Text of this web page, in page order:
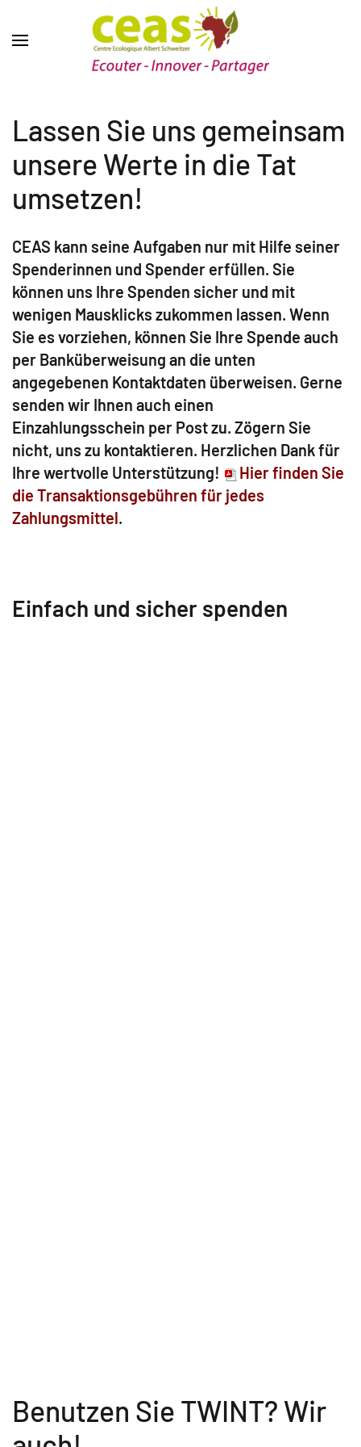
Lassen Sie uns gemeinsam
unsere Werte in die Tat
umsetzen!
CEAS kann seine Aufgaben nur mit Hilfe seiner
Spenderinnen und Spender erfüllen. Sie
können uns Ihre Spenden sicher und mit
wenigen Mausklicks zukommen lassen. Wenn
Sie es vorziehen, können Sie Ihre Spende auch
per Banküberweisung an die unten
angegebenen Kontaktdaten überweisen. Gerne
senden wir Ihnen auch einen
Einzahlungsschein per Post zu. Zögern Sie
nicht, uns zu kontaktieren. Herzlichen Dank für
Ihre wertvolle Unterstützung!
Hier finden Sie
die Transaktionsgebühren für jedes
Zahlungsmittel.
Einfach und sicher spenden
Benutzen Sie TWINT? Wir